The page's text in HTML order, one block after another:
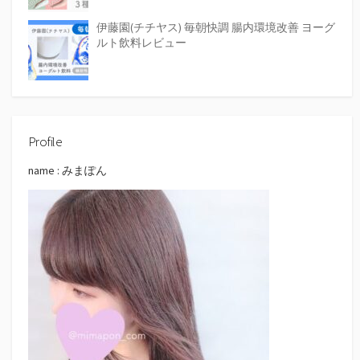
伊藤園(チチヤス) 毎朝快調 腸内環境改善 ヨーグ
ルト飲料レビュー
Profile
name : みまぽん